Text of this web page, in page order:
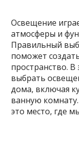
Освещение
атмосферы и
Правильный
поможет
пространство.
выбрать
дома, включая
ванную
это место, где